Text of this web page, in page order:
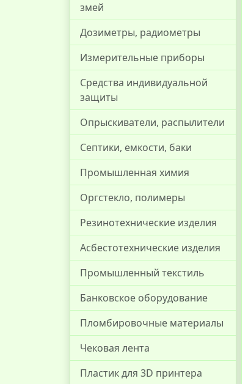
змей
Дозиметры, радиометры
Измерительные приборы
Средства индивидуальной
защиты
Опрыскиватели, распылители
Септики, емкости, баки
Промышленная химия
Оргстекло, полимеры
Резинотехнические изделия
Асбестотехнические изделия
Промышленный текстиль
Банковское оборудование
Пломбировочные материалы
Чековая лента
Пластик для 3D принтера